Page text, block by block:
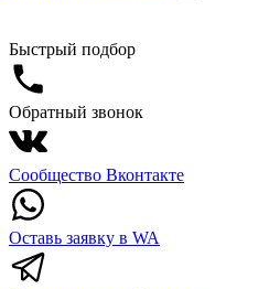
Быстрый подбор
Обратный звонок
Сообщество Вконтакте
Оставь заявку в WA